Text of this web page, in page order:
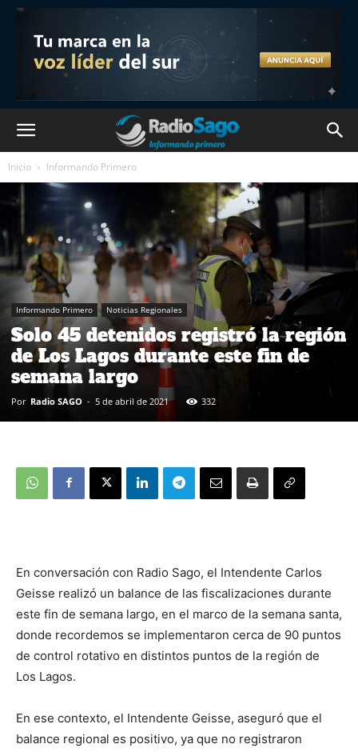
Inicio Informando Primero
Informando Primero Noticias Regionales
Solo 45 detenidos registró la región
de Los Lagos durante este fin de
semana largo
Por Radio SAGO - 5 de abril de 2021 332
En conversación con Radio Sago, el Intendente Carlos
Geisse realizó un balance de las fiscalizaciones durante
este fin de semana largo, en el marco de la semana santa,
donde recordemos se implementaron cerca de 90 puntos
de control rotativo en distintos puntos de la región de
Los Lagos.
En ese contexto, el Intendente Geisse, aseguró que el
balance regional es positivo, ya que no registraron